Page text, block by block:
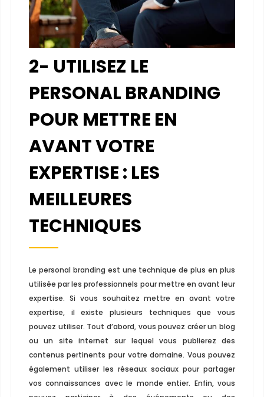
2- UTILISEZ LE
PERSONAL BRANDING
POUR METTRE EN
AVANT VOTRE
EXPERTISE : LES
MEILLEURES
TECHNIQUES
Le personal branding est une technique de plus en plus
utilisée par les professionnels pour mettre en avant leur
expertise. Si vous souhaitez mettre en avant votre
expertise, il existe plusieurs techniques que vous
pouvez utiliser. Tout d’abord, vous pouvez créer un blog
ou un site internet sur lequel vous publierez des
contenus pertinents pour votre domaine. Vous pouvez
également utiliser les réseaux sociaux pour partager
vos connaissances avec le monde entier. Enfin, vous